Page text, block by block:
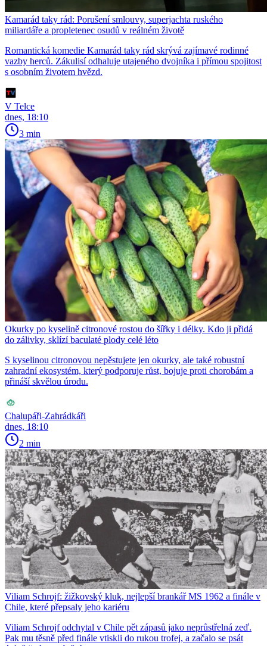
Kamarád taky rád: Porušení smlouvy, superjachta ruského
miliardáře a propletenec osudů v reálném životě
Romantická komedie Kamarád taky rád skrývá zajímavé rodinné
vazby herců. Zákulisí odhaluje utajeného dvojníka i přímou spojitost
s osobním životem hvězd.
V Telce
dnes, 18:10
3 min
Okurky po kyselině citronové rostou do šířky i délky. Kdo ji přidá
do zálivky, sklízí baculaté plody celé léto
S kyselinou citronovou nepěstujete jen okurky, ale také robustní
zahradní ekosystém, který podporuje růst, bojuje proti chorobám a
přináší skvělou úrodu.
Chalupáři-Zahrádkáři
dnes, 18:10
2 min
Viliam Schrojf: žižkovský kluk, nejlepší brankář MS 1962 a finále v
Chile, které přepsaly jeho kariéru
Viliam Schrojf odchytal v Chile pět zápasů jako neprůstřelná zeď.
Pak mu těsně před finále vtiskli do rukou trofej, a začalo se psát